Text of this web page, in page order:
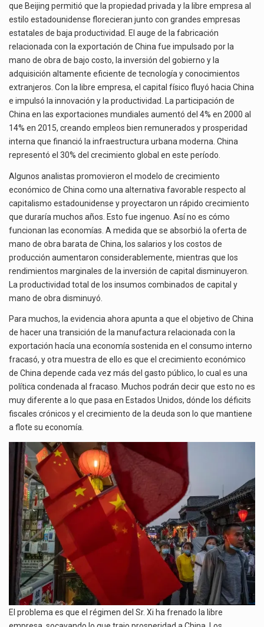
que Beijing permitió que la propiedad privada y la libre empresa al
estilo estadounidense florecieran junto con grandes empresas
estatales de baja productividad. El auge de la fabricación
relacionada con la exportación de China fue impulsado por la
mano de obra de bajo costo, la inversión del gobierno y la
adquisición altamente eficiente de tecnología y conocimientos
extranjeros. Con la libre empresa, el capital físico fluyó hacia China
e impulsó la innovación y la productividad. La participación de
China en las exportaciones mundiales aumentó del 4% en 2000 al
14% en 2015, creando empleos bien remunerados y prosperidad
interna que financió la infraestructura urbana moderna. China
representó el 30% del crecimiento global en este período.
Algunos analistas promovieron el modelo de crecimiento
económico de China como una alternativa favorable respecto al
capitalismo estadounidense y proyectaron un rápido crecimiento
que duraría muchos años. Esto fue ingenuo. Así no es cómo
funcionan las economías. A medida que se absorbió la oferta de
mano de obra barata de China, los salarios y los costos de
producción aumentaron considerablemente, mientras que los
rendimientos marginales de la inversión de capital disminuyeron.
La productividad total de los insumos combinados de capital y
mano de obra disminuyó.
Para muchos, la evidencia ahora apunta a que el objetivo de China
de hacer una transición de la manufactura relacionada con la
exportación hacía una economía sostenida en el consumo interno
fracasó, y otra muestra de ello es que el crecimiento económico
de China depende cada vez más del gasto público, lo cual es una
política condenada al fracaso. Muchos podrán decir que esto no es
muy diferente a lo que pasa en Estados Unidos, dónde los déficits
fiscales crónicos y el crecimiento de la deuda son lo que mantiene
a flote su economía.
El problema es que el régimen del Sr. Xi ha frenado la libre